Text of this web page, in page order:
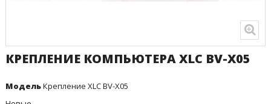
КРЕПЛЕНИЕ КОМПЬЮТЕРА XLC BV-X05
МодельКрепление XLC BV-X05